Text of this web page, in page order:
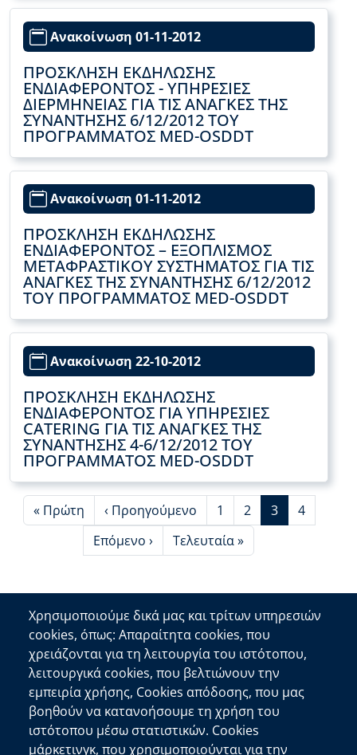
Ανακοίνωση 01-11-2012
ΠΡΟΣΚΛΗΣΗ ΕΚΔΗΛΩΣΗΣ
ΕΝΔΙΑΦΕΡΟΝΤΟΣ - ΥΠΗΡΕΣΙΕΣ
ΔΙΕΡΜΗΝΕΙΑΣ ΓΙΑ ΤΙΣ ΑΝΑΓΚΕΣ ΤΗΣ
ΣΥΝΑΝΤΗΣΗΣ 6/12/2012 ΤΟΥ
ΠΡΟΓΡΑΜΜΑΤΟΣ MED-OSDDT
Ανακοίνωση 01-11-2012
ΠΡΟΣΚΛΗΣΗ ΕΚΔΗΛΩΣΗΣ
ΕΝΔΙΑΦΕΡΟΝΤΟΣ – ΕΞΟΠΛΙΣΜΟΣ
ΜΕΤΑΦΡΑΣΤΙΚΟΥ ΣΥΣΤΗΜΑΤΟΣ ΓΙΑ ΤΙΣ
ΑΝΑΓΚΕΣ ΤΗΣ ΣΥΝΑΝΤΗΣΗΣ 6/12/2012
ΤΟΥ ΠΡΟΓΡΑΜΜΑΤΟΣ MED-OSDDT
Ανακοίνωση 22-10-2012
ΠΡΟΣΚΛΗΣΗ ΕΚΔΗΛΩΣΗΣ
ΕΝΔΙΑΦΕΡΟΝΤΟΣ ΓΙΑ ΥΠΗΡΕΣΙΕΣ
CATERING ΓΙΑ ΤΙΣ ΑΝΑΓΚΕΣ ΤΗΣ
ΣΥΝΑΝΤΗΣΗΣ 4-6/12/2012 ΤΟΥ
ΠΡΟΓΡΑΜΜΑΤΟΣ MED-OSDDT
First page
« Πρώτη Προηγούμενη σελίδα
‹ Προηγούμενο Page
1 Page
2 Τρέχουσα
3 Page
4
Next page
Επόμενο › Last page
Τελευταία »
Επικοινωνία
Αποκεντρωμένη Διοίκηση Κρήτης
Πλατεία Κουντουριώτη 71202 Ηράκλειο
Επικοινωνήστε μαζί μας
Χρησιμοποιούμε δικά μας και τρίτων υπηρεσιών
cookies, όπως: Απαραίτητα cookies, που
χρειάζονται για τη λειτουργία του ιστότοπου,
λειτουργικά cookies, που βελτιώνουν την
εμπειρία χρήσης, Cookies απόδοσης, που μας
βοηθούν να κατανοήσουμε τη χρήση του
ιστότοπου μέσω στατιστικών. Cookies
μάρκετινγκ, που χρησιμοποιούνται για την